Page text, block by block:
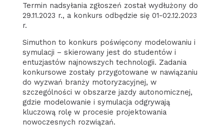
Termin nadsyłania zgłoszeń został wydłużony do
29.11.2023 r., a konkurs odbędzie się 01-02.12.2023
r.
Simuthon to konkurs poświęcony modelowaniu i
symulacji – skierowany jest do studentów i
entuzjastów najnowszych technologii. Zadania
konkursowe zostały przygotowane w nawiązaniu
do wyzwań branży motoryzacyjnej, w
szczególności w obszarze jazdy autonomicznej,
gdzie modelowanie i symulacja odgrywają
kluczową rolę w procesie projektowania
nowoczesnych rozwiązań.